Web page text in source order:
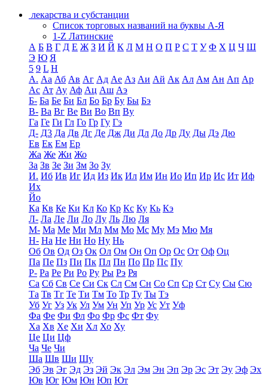
лекарства и субстанции
Список торговых названий на буквы А-Я
1-Z Латинские
А Б В Г Д Е Ж З И Й К Л М Н О П Р С Т У Ф Х Ц Ч Ш
Э Ю Я
5 9 L H
А. Аа Аб Ав Аг Ад Ае Аз Аи Ай Ак Ал Ам Ан Ап Ар
Ас Ат Ау Аф Ац Аш Аэ
Б- Ба Бе Би Бл Бо Бр Бу Бы Бэ
В- Ва Вг Ве Ви Во Вп Ву
Га Ге Ги Гл Го Гр Гу Гэ
Д- Д3 Да Дв Дг Де Дж Ди Дл До Др Ду Ды Дэ Дю
Ев Ек Ем Ер
Жа Же Жи Жо
За Зв Зе Зи Зм Зо Зу
И. Иб Ив Иг Ид Из Ик Ил Им Ин Ио Ип Ир Ис Ит Иф
Их
Йо
Ка Кв Ке Ки Кл Ко Кр Кс Ку Кь Кэ
Л- Ла Ле Ли Ло Лу Ль Лю Ля
М- Ма Ме Ми Мл Мм Мо Мс Му Мэ Мю Мя
Н- На Не Ни Но Ну Нь
Об Ов Од Оз Ок Ол Ом Он Оп Ор Ос От Оф Оц
Па Пе Пз Пи Пк Пл Пн По Пр Пс Пу
Р- Ра Ре Ри Ро Ру Ры Рэ Ря
Са Сб Св Се Си Ск Сл См Сн Со Сп Ср Ст Су Сы Сю
Та Тв Тг Те Ти Тм То Тр Ту Ты Тэ
Уб Уг Уз Ук Ул Ум Ун Уп Ур Ус Ут Уф
Фа Фе Фи Фл Фо Фр Фс Фт Фу
Ха Хв Хе Хи Хл Хо Ху
Це Ци Цф
Ча Че Чи
Ша Шв Ши Шу
Эб Эв Эг Эд Эз Эй Эк Эл Эм Эн Эп Эр Эс Эт Эу Эф Эх
Юв Юг Юм Юн Юп Ют